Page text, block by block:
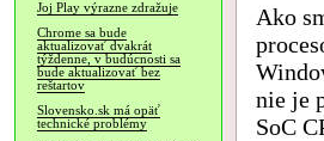
Joj Play výrazne zdražuje
Chrome sa bude
aktualizovať dvakrát
týždenne, v budúcnosti sa
bude aktualizovať bez
reštartov
Slovensko.sk má opäť
technické problémy
Ako
nie je
SoC